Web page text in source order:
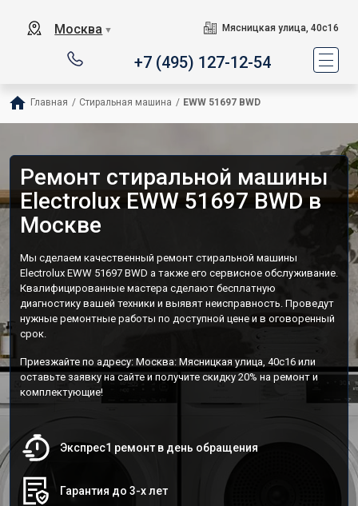
Москва ▼ Мясницкая улица, 40с16
+7 (495) 127-12-54
Главная / Стиральная машина / EWW 51697 BWD
Ремонт стиральной машины
Electrolux EWW 51697 BWD в
Москве
Мы сделаем качественный ремонт стиральной машины
Electrolux EWW 51697 BWD а также его сервисное обслуживание.
Квалифицированные мастера сделают бесплатную
диагностику вашей техники и выявят неисправность. Проведут
нужные ремонтные работы по доступной цене и в оговоренный
срок.
Приезжайте по адресу: Москва: Мясницкая улица, 40с16 или
оставьте заявку на сайте и получите скидку 20% на ремонт и
комплектующие!
Экспрес1 ремонт в день обращения
Гарантия до 3-х лет